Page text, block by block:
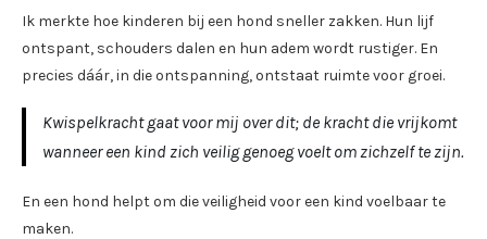
Ik merkte hoe kinderen bij een hond sneller zakken. Hun lijf
ontspant, schouders dalen en hun adem wordt rustiger. En
precies dáár, in die ontspanning, ontstaat ruimte voor groei.
Kwispelkracht gaat voor mij over dit; de kracht die vrijkomt
wanneer een kind zich veilig genoeg voelt om zichzelf te zijn.
En een hond helpt om die veiligheid voor een kind voelbaar te
maken.